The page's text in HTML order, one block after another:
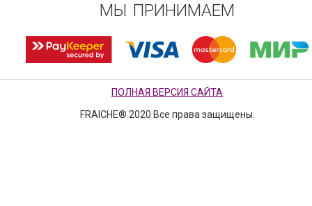
МЫ ПРИНИМАЕМ
ПОЛНАЯ ВЕРСИЯ САЙТА
FRAICHE® 2020 Все права защищены.